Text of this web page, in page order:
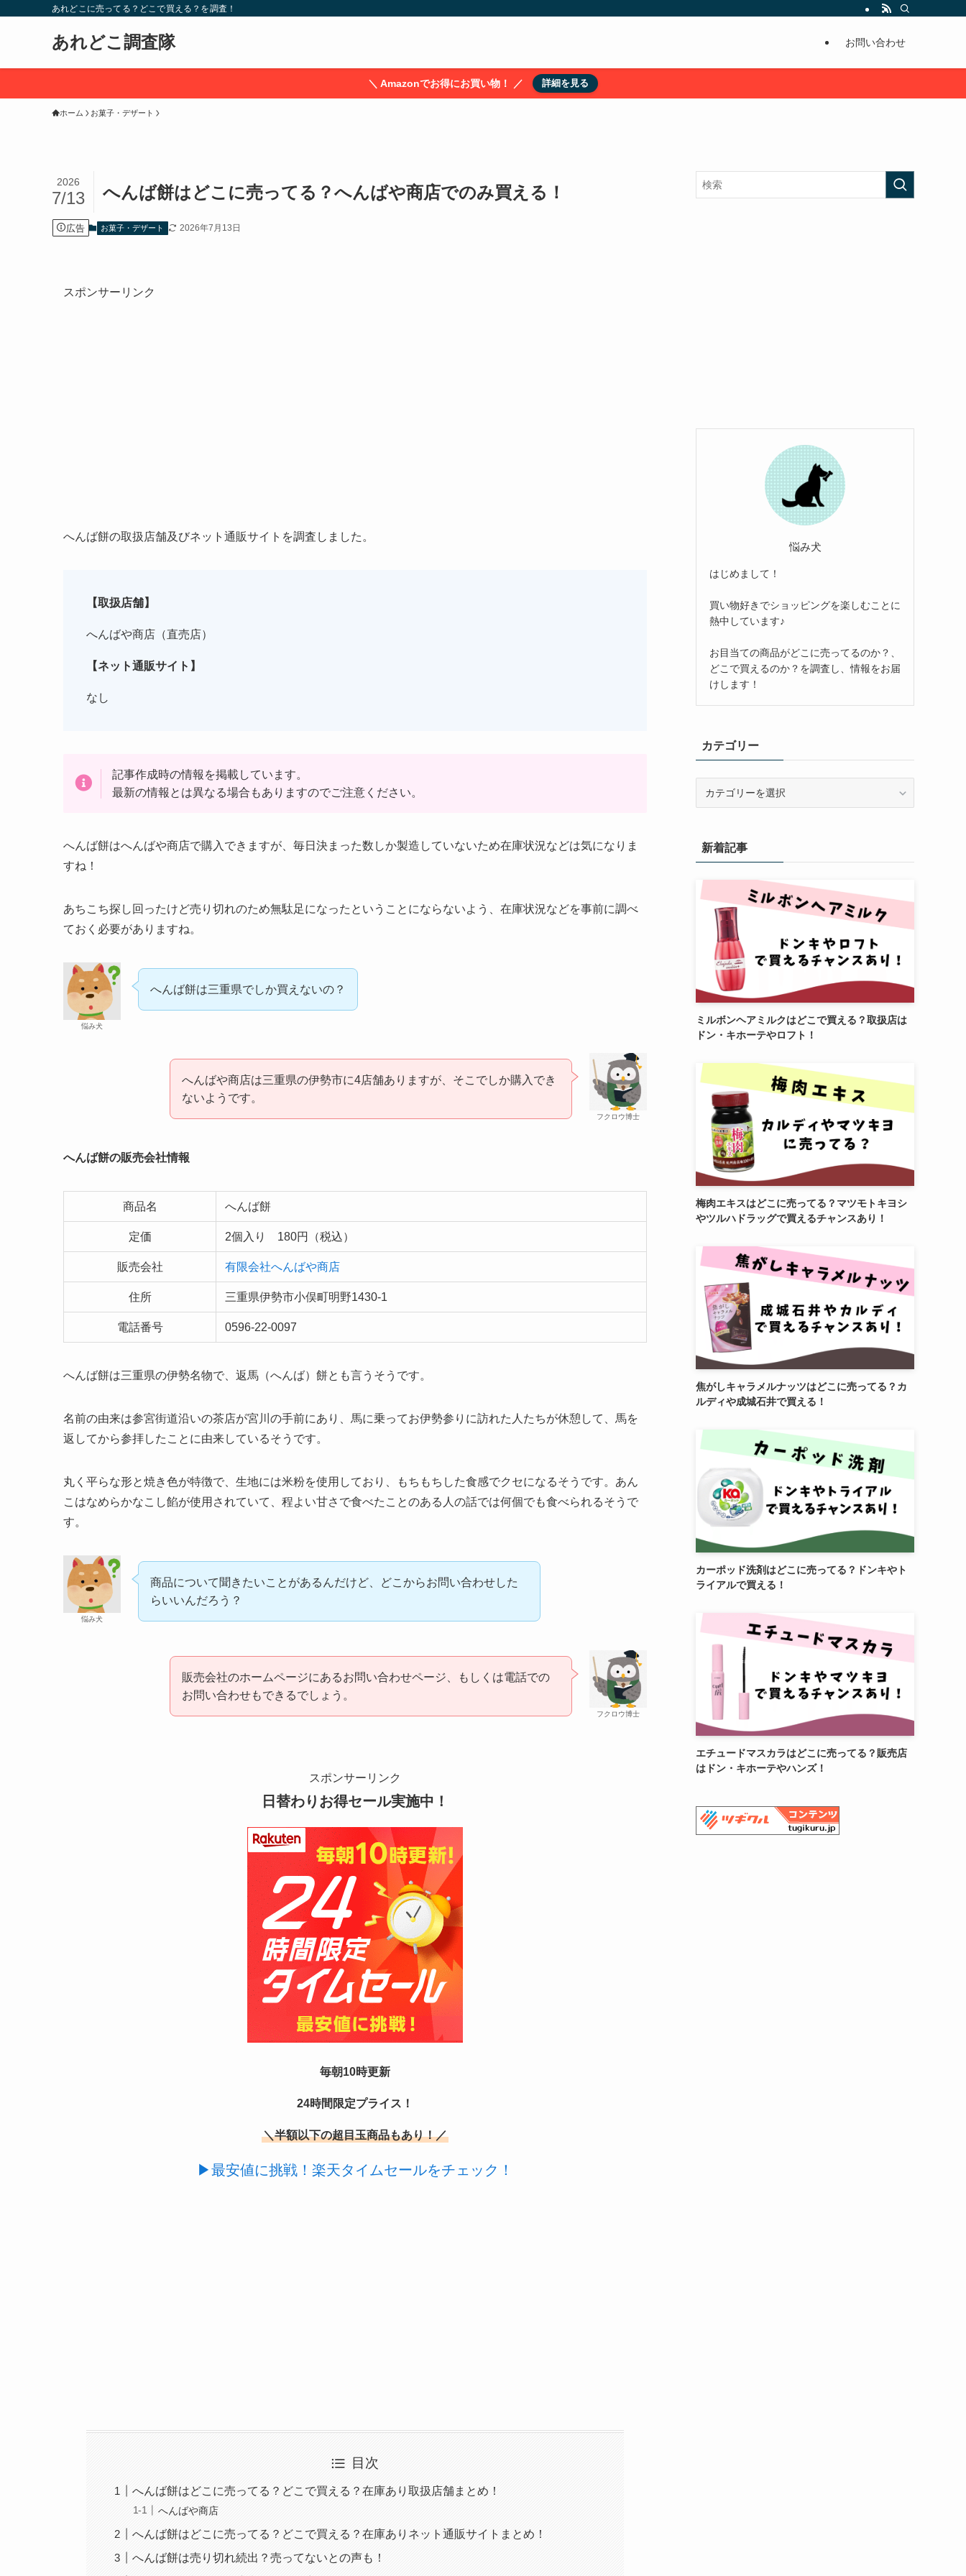
あれどこに売ってる？どこで買える？を調査！
あれどこ調査隊 お問い合わせ
＼ Amazonでお得にお買い物！ ／ 詳細を見る
ホーム お菓子・デザート
へんば餅はどこに売ってる？へんばや商店でのみ買える！
2026
7/13
広告 お菓子・デザート 2026年7月13日
スポンサーリンク
へんば餅の取扱店舗及びネット通販サイトを調査しました。
【取扱店舗】
へんばや商店（直売店）
【ネット通販サイト】
なし
記事作成時の情報を掲載しています。
最新の情報とは異なる場合もありますのでご注意ください。
へんば餅はへんばや商店で購入できますが、毎日決まった数しか製造していないため在庫状況などは気になりま
すね！
あちこち探し回ったけど売り切れのため無駄足になったということにならないよう、在庫状況などを事前に調べ
ておく必要がありますね。
悩み犬
へんば餅は三重県でしか買えないの？
フクロウ博士
へんばや商店は三重県の伊勢市に4店舗ありますが、そこでしか購入でき
ないようです。
へんば餅の販売会社情報
商品名 へんば餅
定価 2個入り 180円（税込）
販売会社 有限会社へんばや商店
住所 三重県伊勢市小俣町明野1430-1
電話番号 0596-22-0097
へんば餅は三重県の伊勢名物で、返馬（へんば）餅とも言うそうです。
名前の由来は参宮街道沿いの茶店が宮川の手前にあり、馬に乗ってお伊勢参りに訪れた人たちが休憩して、馬を
返してから参拝したことに由来しているそうです。
丸く平らな形と焼き色が特徴で、生地には米粉を使用しており、もちもちした食感でクセになるそうです。あん
こはなめらかなこし餡が使用されていて、程よい甘さで食べたことのある人の話では何個でも食べられるそうで
す。
悩み犬
商品について聞きたいことがあるんだけど、どこからお問い合わせした
らいいんだろう？
フクロウ博士
販売会社のホームページにあるお問い合わせページ、もしくは電話での
お問い合わせもできるでしょう。
スポンサーリンク
日替わりお得セール実施中！
毎朝10時更新
24時間限定プライス！
＼半額以下の超目玉商品もあり！／
▶最安値に挑戦！楽天タイムセールをチェック！
目次
へんば餅はどこに売ってる？どこで買える？在庫あり取扱店舗まとめ！
へんばや商店
へんば餅はどこに売ってる？どこで買える？在庫ありネット通販サイトまとめ！
へんば餅は売り切れ続出？売ってないとの声も！
悩み犬
はじめまして！
買い物好きでショッピングを楽しむことに
熱中しています♪
お目当ての商品がどこに売ってるのか？、
どこで買えるのか？を調査し、情報をお届
けします！
カテゴリー
ー新着記事
ミルボンヘアミルクはどこで買える？取扱店は
ドン・キホーテやロフト！
梅肉エキスはどこに売ってる？マツモトキヨシ
やツルハドラッグで買えるチャンスあり！
焦がしキャラメルナッツはどこに売ってる？カ
ルディや成城石井で買える！
カーポッド洗剤はどこに売ってる？ドンキやト
ライアルで買える！
エチュードマスカラはどこに売ってる？販売店
はドン・キホーテやハンズ！